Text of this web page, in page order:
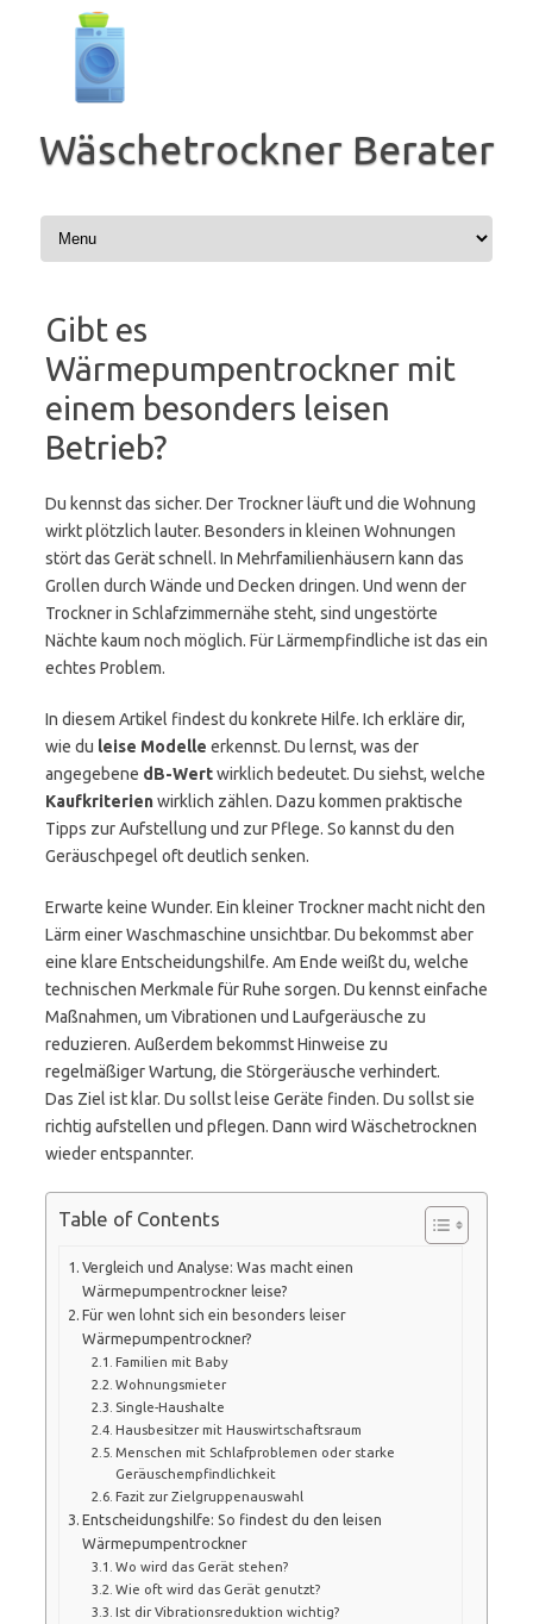
springen
Wäschetrockner Berater
Gibt es
Wärmepumpentrockner mit
einem besonders leisen
Betrieb?
Du kennst das sicher. Der Trockner läuft und die Wohnung
wirkt plötzlich lauter. Besonders in kleinen Wohnungen
stört das Gerät schnell. In Mehrfamilienhäusern kann das
Grollen durch Wände und Decken dringen. Und wenn der
Trockner in Schlafzimmernähe steht, sind ungestörte
Nächte kaum noch möglich. Für Lärmempfindliche ist das ein
echtes Problem.
In diesem Artikel findest du konkrete Hilfe. Ich erkläre dir,
wie du leise Modelle erkennst. Du lernst, was der
angegebene dB-Wertwirklich bedeutet. Du siehst, welche
Kaufkriterienwirklich zählen. Dazu kommen praktische
Tipps zur Aufstellung und zur Pflege. So kannst du den
Geräuschpegel oft deutlich senken.
Erwarte keine Wunder. Ein kleiner Trockner macht nicht den
Lärm einer Waschmaschine unsichtbar. Du bekommst aber
eine klare Entscheidungshilfe. Am Ende weißt du, welche
technischen Merkmale für Ruhe sorgen. Du kennst einfache
Maßnahmen, um Vibrationen und Laufgeräusche zu
reduzieren. Außerdem bekommst Hinweise zu
regelmäßiger Wartung, die Störgeräusche verhindert.
Das Ziel ist klar. Du sollst leise Geräte finden. Du sollst sie
richtig aufstellen und pflegen. Dann wird Wäschetrocknen
wieder entspannter.
Table of Contents
Vergleich und Analyse: Was macht einen
Wärmepumpentrockner leise?
Für wen lohnt sich ein besonders leiser
Wärmepumpentrockner?
Familien mit Baby
Wohnungsmieter
Single-Haushalte
Hausbesitzer mit Hauswirtschaftsraum
Menschen mit Schlafproblemen oder starke
Geräuschempfindlichkeit
Fazit zur Zielgruppenauswahl
Entscheidungshilfe: So findest du den leisen
Wärmepumpentrockner
Wo wird das Gerät stehen?
Wie oft wird das Gerät genutzt?
Ist dir Vibrationsreduktion wichtig?